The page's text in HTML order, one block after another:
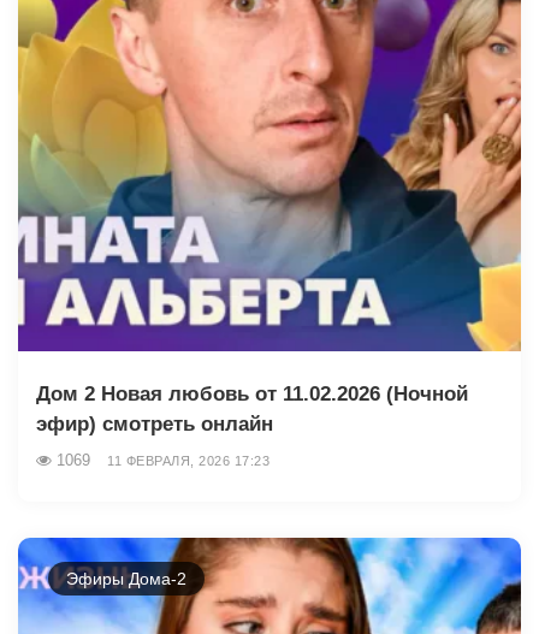
Дом 2 Новая любовь от 11.02.2026 (Ночной
эфир) смотреть онлайн
1069 11 ФЕВРАЛЯ, 2026 17:23
Эфиры Дома-2